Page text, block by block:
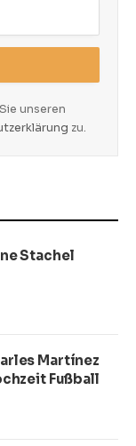
unseren
zu.
Stachel
Martínez
Fußball